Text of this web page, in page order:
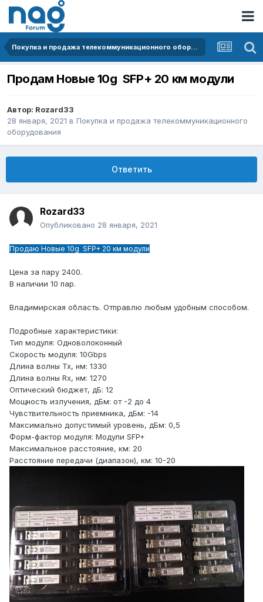
Покупка и продажа телекоммуникационного оборудования
Продам Новые 10g SFP+ 20 км модули
Автор: Rozard33
28 января, 2021 в Покупка и продажа телекоммуникационного
оборудования
Ответить
Rozard33
Опубликовано 28 января, 2021
Продаю Новые 10g SFP+ 20 км модули
Цена за пару 2400.
В наличии 10 пар.
Владимирская область. Отправлю любым удобным способом.
Подробные характеристики:
Тип модуля: Одноволоконный
Скорость модуля: 10Gbps
Длина волны Tx, нм: 1330
Длина волны Rx, нм: 1270
Оптический бюджет, дБ: 12
Мощность излучения, дБм: от -2 до 4
Чувствительность приемника, дБм: -14
Максимально допустимый уровень, дБм: 0,5
Форм-фактор модуля: Модули SFP+
Максимальное расстояние, км: 20
Расстояние передачи (диапазон), км: 10-20